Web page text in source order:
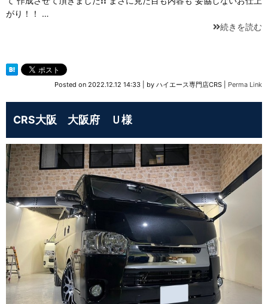
がり！！ …
続きを読む
Posted on 2022.12.12 14:33 by ハイエース専門店CRS Perma Link
CRS大阪 大阪府 Ｕ様